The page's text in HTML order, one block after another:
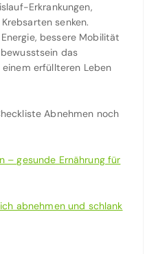
Erkrankungen,
senken.
bessere Mobilität
das
erfüllteren Leben
Abnehmen noch
– gesunde Ernährung für
abnehmen und schlank